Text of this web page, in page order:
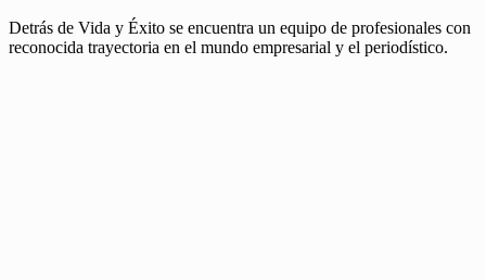
Detrás de Vida y Éxito se encuentra un equipo de profesionales con
reconocida trayectoria en el mundo empresarial y el periodístico.